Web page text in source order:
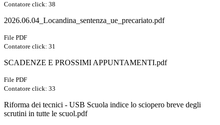
Contatore click: 38
2026.06.04_Locandina_sentenza_ue_precariato.pdf
File PDF
Contatore click: 31
SCADENZE E PROSSIMI APPUNTAMENTI.pdf
File PDF
Contatore click: 33
Riforma dei tecnici - USB Scuola indice lo sciopero breve degli
scrutini in tutte le scuol.pdf